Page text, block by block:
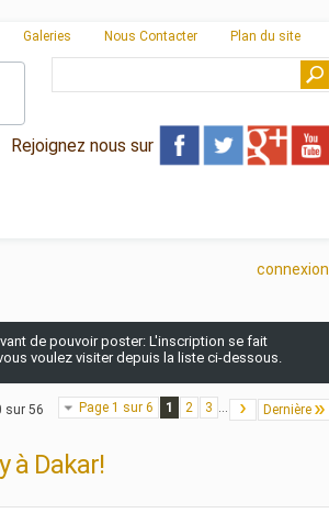
Galeries Nous Contacter Plan du site
Rejoignez nous sur
connexion
de pouvoir poster: L'inscription se fait
voulez visiter depuis la liste ci-dessous.
Page 1 sur 6 1 2 3 ... Dernière
sur 56
à Dakar!